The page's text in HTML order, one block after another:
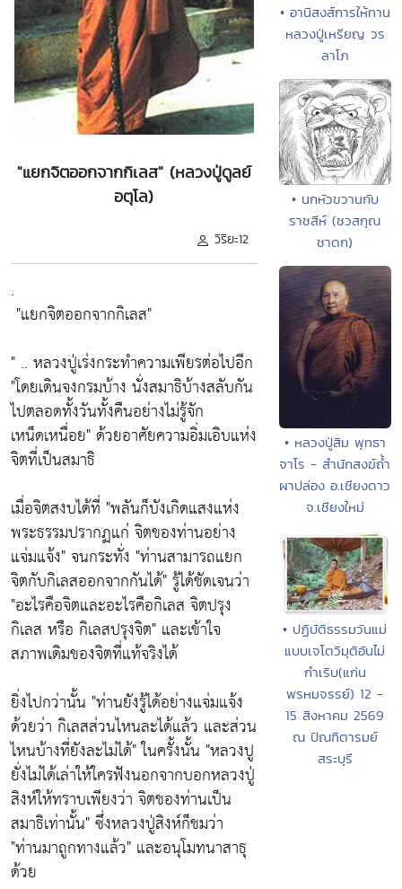
"แยกจิตออกจากกิเลส" (หลวงปู่ดูลย์
อตุโล)
วิริยะ12
.
"แยกจิตออกจากกิเลส"
" .. หลวงปู่เร่งกระทำความเพียรต่อไปอีก
"โดยเดินจงกรมบ้าง นั่งสมาธิบ้างสลับกัน
ไปตลอดทั้งวันทั้งคืนอย่างไม่รู้จัก
เหน็ดเหนื่อย"ด้วยอาศัยความอิ่มเอิบแห่ง
จิตที่เป็นสมาธิ
เมื่อจิตสงบได้ที่ "พลันก็บังเกิดแสงแห่ง
พระธรรมปรากฏแก่ จิตของท่านอย่าง
แจ่มแจ้ง"จนกระทั่ง "ท่านสามารถแยก
จิตกับกิเลสออกจากกันได้"รู้ได้ชัดเจนว่า
"อะไรคือจิตและอะไรคือกิเลส จิตปรุง
กิเลส หรือ กิเลสปรุงจิต" และเข้าใจ
สภาพเดิมของจิตที่แท้จริงได้
ยิ่งไปกว่านั้น "ท่านยังรู้ได้อย่างแจ่มแจ้ง
ด้วยว่า กิเลสส่วนไหนละได้แล้ว และส่วน
ไหนบ้างที่ยังละไม่ได้"ในครั้งนั้น "หลวงปู
ยั่งไม่ได้เล่าให้ใครฟังนอกจากบอกหลวงปู่
สิงห์ให้ทราบเพียงว่า จิตของท่านเป็น
สมาธิเท่านั้น"ซึ่งหลวงปู่สิงห์ก็ชมว่า
"ท่านมาถูกทางแล้ว" และอนุโมทนาสาธุ
ด้วย
• อานิสงส์การให้ทาน
หลวงปู่เหรียญ วร
ลาโภ
• นกหัวขวานกับ
ราชสีห์ (ชวสกุณ
ชาดก)
• หลวงปู่สิม พุทธา
จาโร - สำนักสงฆ์ถ้ำ
ผาปล่อง อ.เชียงดาว
จ.เชียงใหม่
• ปฏิบัติธรรมวันแม่
แบบเจโตวิมุติอันไม่
กำเริบ(แก่น
พรหมจรรย์) 12 -
15 สิงหาคม 2569
ณ ปัณฑิตารมย์
สระบุรี